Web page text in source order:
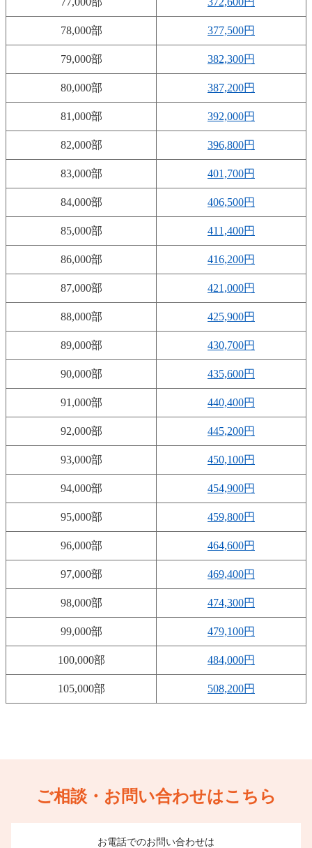
78,000部 377,500円
79,000部 382,300円
80,000部 387,200円
81,000部 392,000円
82,000部 396,800円
83,000部 401,700円
84,000部 406,500円
85,000部 411,400円
86,000部 416,200円
87,000部 421,000円
88,000部 425,900円
89,000部 430,700円
90,000部 435,600円
91,000部 440,400円
92,000部 445,200円
93,000部 450,100円
94,000部 454,900円
95,000部 459,800円
96,000部 464,600円
97,000部 469,400円
98,000部 474,300円
99,000部 479,100円
100,000部 484,000円
105,000部 508,200円
ご相談・お問い合わせはこちら
お電話でのお問い合わせは